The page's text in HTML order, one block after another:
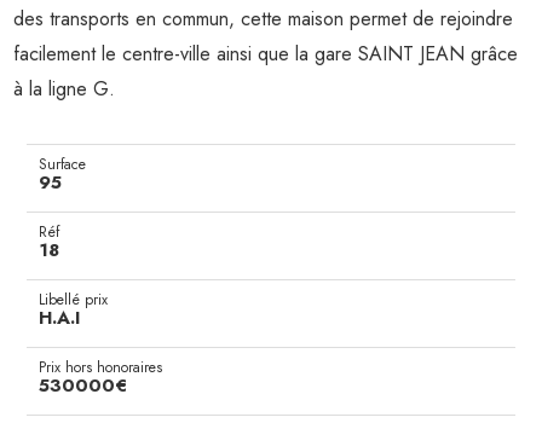
des transports en commun, cette maison permet de rejoindre
facilement le centre-ville ainsi que la gare SAINT JEAN grâce
à la ligne G.
Surface
95
Réf
18
Libellé prix
H.A.I
Prix hors honoraires
530000€